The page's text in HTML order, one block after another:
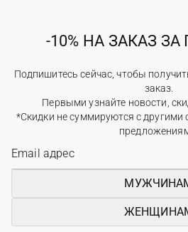
-10% НА ЗАКАЗ
Подпишитесь сейчас, чтобы
заказ.
Первыми узнайте новости,
*Скидки не суммируются с